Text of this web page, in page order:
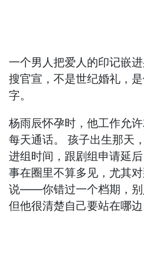
一个男人把爱人的印记嵌
搜官宣，不是世纪婚礼，
字。
杨雨辰怀孕时，他工作允
每天通话。 孩子出生那天
进组时间，跟剧组申请延
事在圈里不算多见，尤其
说——你错过一个档期，别
但他很清楚自己要站在哪边